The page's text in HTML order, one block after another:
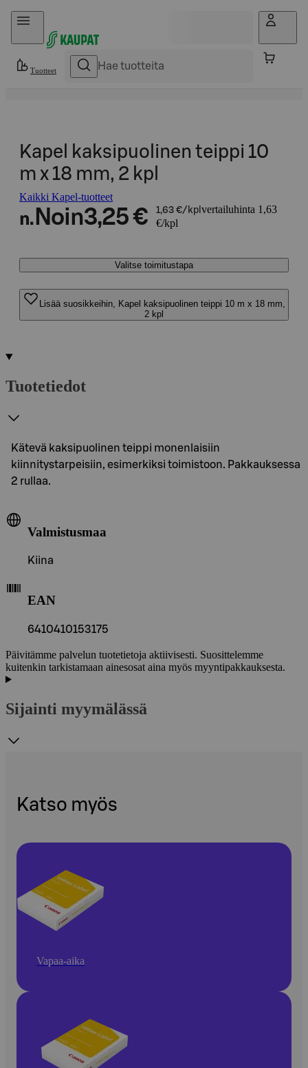
Hyppää sisältöön
Tuotteet
Kapel kaksipuolinen teippi 10
m x 18 mm, 2 kpl
Kaikki Kapel-tuotteet
n. Noin3,25 € 1,63 €/kpl vertailuhinta 1,63
€/kpl
Valitse toimitustapa
Lisää suosikkeihin, Kapel kaksipuolinen teippi 10 m x 18 mm,
2 kpl
Tuotetiedot
Kätevä kaksipuolinen teippi monenlaisiin
kiinnitystarpeisiin, esimerkiksi toimistoon. Pakkauksessa
2 rullaa.
Valmistusmaa
Kiina
EAN
6410410153175
Päivitämme palvelun tuotetietoja aktiivisesti. Suosittelemme
kuitenkin tarkistamaan ainesosat aina myös myyntipakkauksesta.
Sijainti myymälässä
Katso myös
Vapaa-aika